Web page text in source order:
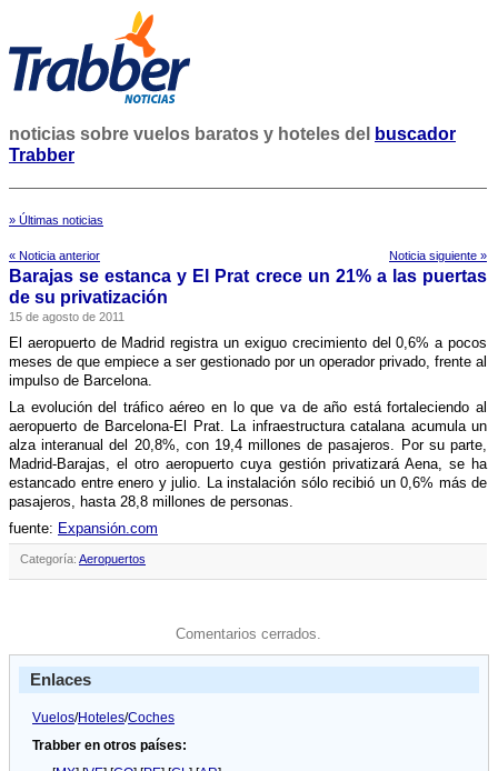
noticias sobre vuelos baratos y hoteles del
buscador
Trabber
» Últimas noticias
« Noticia anterior Noticia siguiente »
Barajas se estanca y El Prat crece un 21% a las puertas
de su privatización
15 de agosto de 2011
El aeropuerto de Madrid registra un exiguo crecimiento del 0,6% a pocos
meses de que empiece a ser gestionado por un operador privado, frente al
impulso de Barcelona.
La evolución del tráfico aéreo en lo que va de año está fortaleciendo al
aeropuerto de Barcelona-El Prat. La infraestructura catalana acumula un
alza interanual del 20,8%, con 19,4 millones de pasajeros. Por su parte,
Madrid-Barajas, el otro aeropuerto cuya gestión privatizará Aena, se ha
estancado entre enero y julio. La instalación sólo recibió un 0,6% más de
pasajeros, hasta 28,8 millones de personas.
fuente: Expansión.com
Categoría: Aeropuertos
Comentarios cerrados.
Enlaces
Vuelos/Hoteles/Coches
Trabber en otros países: